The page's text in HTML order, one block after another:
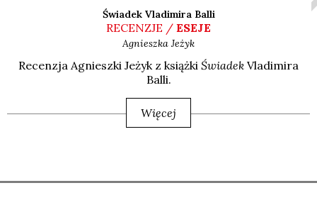
Świadek Vladimira Balli
RECENZJE / ESEJE
Agnieszka Jeżyk
Recen­zja Agniesz­ki Jeżyk z książ­ki Świa­dek Vla­di­mi­ra
Bal­li.
Więcej